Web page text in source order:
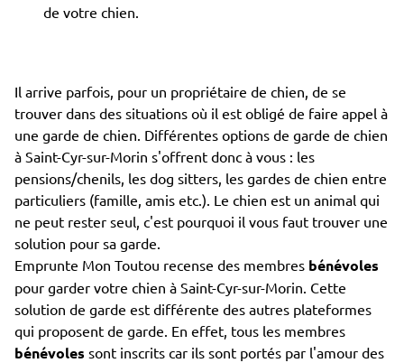
de votre chien.
Il arrive parfois, pour un propriétaire de chien, de se
trouver dans des situations où il est obligé de faire appel à
une garde de chien. Différentes options de garde de chien
à Saint-Cyr-sur-Morin s'offrent donc à vous : les
pensions/chenils, les dog sitters, les gardes de chien entre
particuliers (famille, amis etc.). Le chien est un animal qui
ne peut rester seul, c'est pourquoi il vous faut trouver une
solution pour sa garde.
Emprunte Mon Toutou recense des membres bénévoles
pour garder votre chien à Saint-Cyr-sur-Morin. Cette
solution de garde est différente des autres plateformes
qui proposent de garde. En effet, tous les membres
bénévoles sont inscrits car ils sont portés par l'amour des